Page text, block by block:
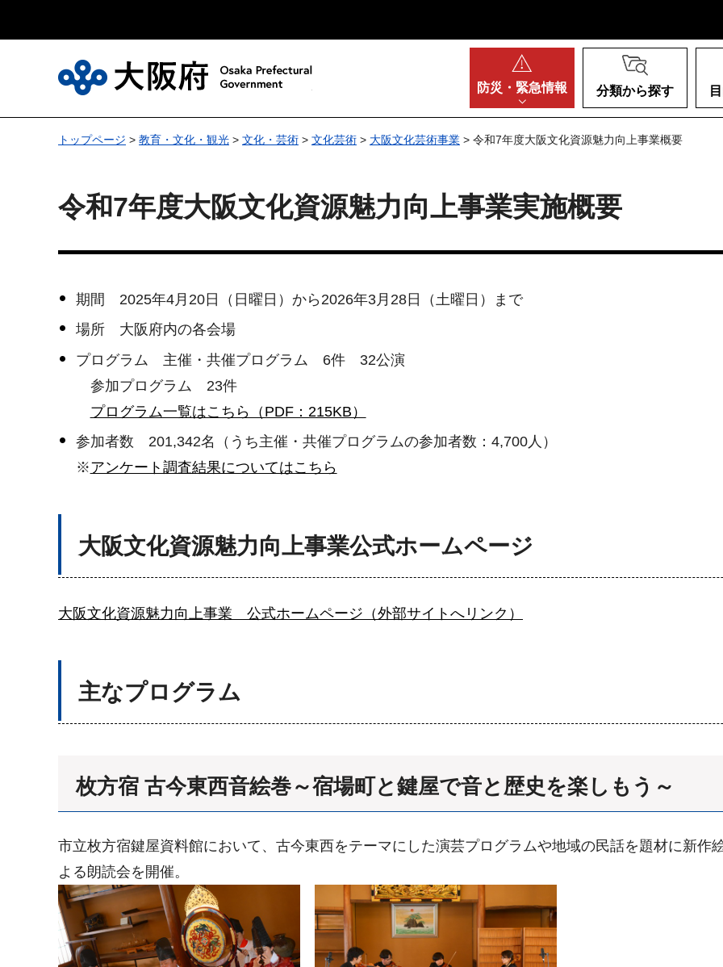
防災・ 緊急情報 分類から探す
トップページ > 教育・文化・観光 > 文化・芸術 > 文化芸術 > 大阪文化芸術事業 > 令和7年度大阪文化資源魅力向上事業概要
令和7年度大阪文化資源魅力向上事業実施概要
期間 2025年4月20日（日曜日）から2026年3月28日（土曜日）まで
場所 大阪府内の各会場
プログラム 主催・共催プログラム 6件 32公演
参加プログラム 23件
プログラム一覧はこちら（PDF：215KB）
参加者数 201,342名（うち主催・共催プログラムの参加者数：4,700人）
※アンケート調査結果についてはこちら
大阪文化資源魅力向上事業公式ホームページ
大阪文化資源魅力向上事業 公式ホームページ（外部サイトへリンク）
主なプログラム
枚方宿 古今東西音絵巻～宿場町と鍵屋で音と歴史を楽しもう～
市立枚方宿鍵屋資料館において、古今東西をテーマにした演芸プログラムや地域の民話を題材に新作
よる朗読会を開催。